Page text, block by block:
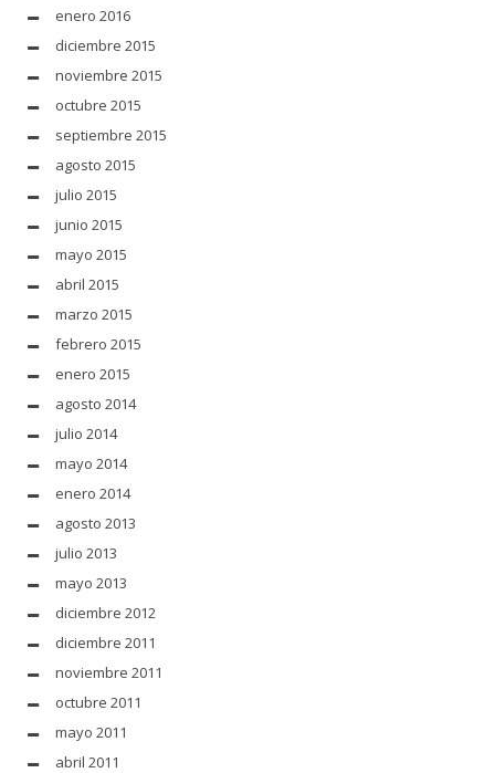
enero 2016
diciembre 2015
noviembre 2015
octubre 2015
septiembre 2015
agosto 2015
julio 2015
junio 2015
mayo 2015
abril 2015
marzo 2015
febrero 2015
enero 2015
agosto 2014
julio 2014
mayo 2014
enero 2014
agosto 2013
julio 2013
mayo 2013
diciembre 2012
diciembre 2011
noviembre 2011
octubre 2011
mayo 2011
abril 2011